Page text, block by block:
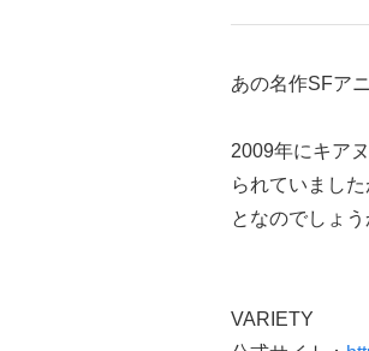
あの名作SFア
2009年にキア
られていまし
となのでしょ
VARIETY